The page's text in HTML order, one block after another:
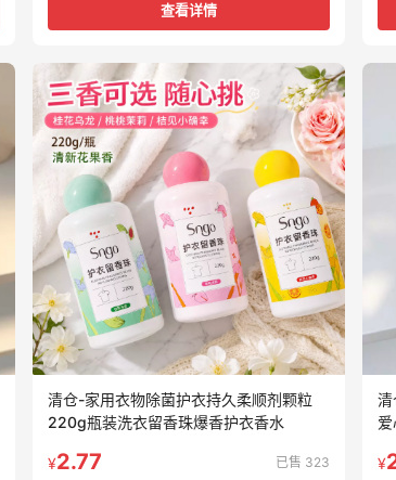
查看详情
清仓-家用衣物除菌护衣持久柔顺剂颗粒
220g瓶装洗衣留香珠爆香护衣香水
¥2.77 已售 323
清
¥